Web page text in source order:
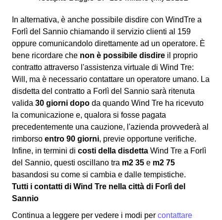
In alternativa, è anche possibile disdire con WindTre a
Forlì del Sannio chiamando il servizio clienti al 159
oppure comunicandolo direttamente ad un operatore. È
bene ricordare che non è possibile disdire il proprio
contratto attraverso l'assistenza virtuale di Wind Tre:
Will, ma è necessario contattare un operatore umano. La
disdetta del contratto a Forlì del Sannio sarà ritenuta
valida 30 giorni dopo da quando Wind Tre ha ricevuto
la comunicazione e, qualora si fosse pagata
precedentemente una cauzione, l'azienda provvederà al
rimborso entro 90 giorni, previe opportune verifiche.
Infine, in termini di costi della disdetta Wind Tre a Forlì
del Sannio, questi oscillano tra m2 35 e m2 75
basandosi su come si cambia e dalle tempistiche.
Tutti i contatti di Wind Tre nella città di Forlì del
Sannio
Continua a leggere per vedere i modi per contattare